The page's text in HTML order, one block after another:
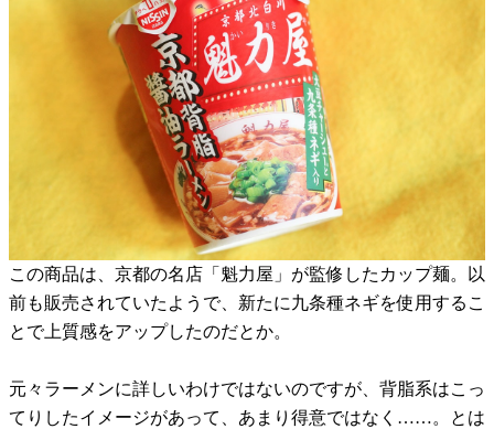
この商品は、京都の名店「魁力屋」が監修したカップ麺。以
前も販売されていたようで、新たに九条種ネギを使用するこ
とで上質感をアップしたのだとか。
元々ラーメンに詳しいわけではないのですが、背脂系はこっ
てりしたイメージがあって、あまり得意ではなく……。とは